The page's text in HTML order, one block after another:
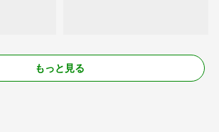
もっと見る